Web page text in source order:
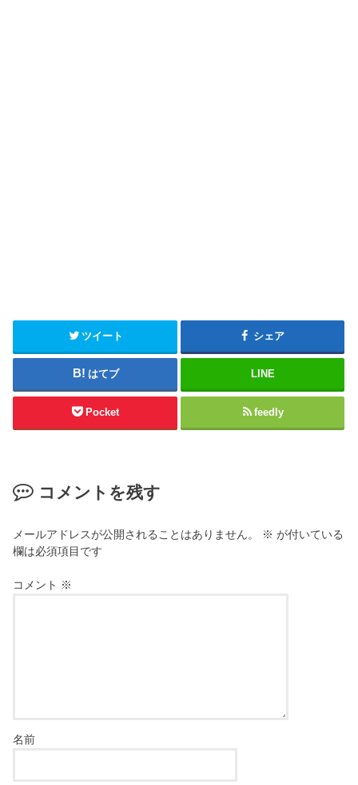
ツイート シェア
はてブ LINE
Pocket feedly
コメントを残す
メールアドレスが公開されることはありません。 ※ が付いている
欄は必須項目です
コメント ※
名前